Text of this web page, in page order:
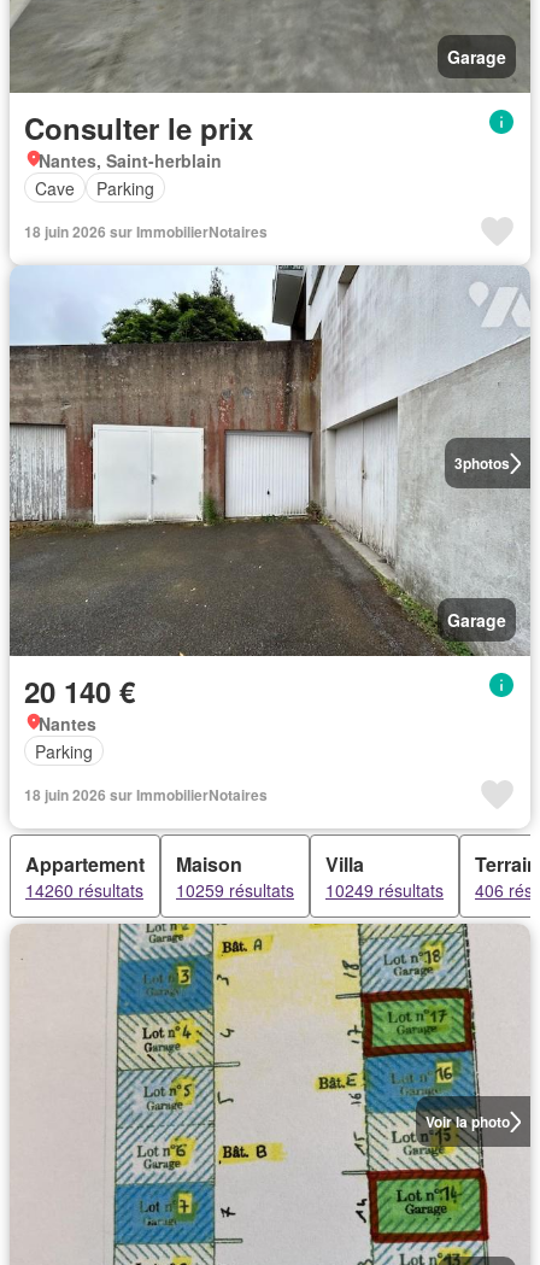
Garage
Consulter le prix
Nantes, Saint-herblain
Cave
Parking
18 juin 2026 sur ImmobilierNotaires
3photos
Garage
20 140 €
Nantes
Parking
18 juin 2026 sur ImmobilierNotaires
Appartement
14260 résultats
Maison
10259 résultats
Villa
10249 résultats
Terrain
406
Voir la photo